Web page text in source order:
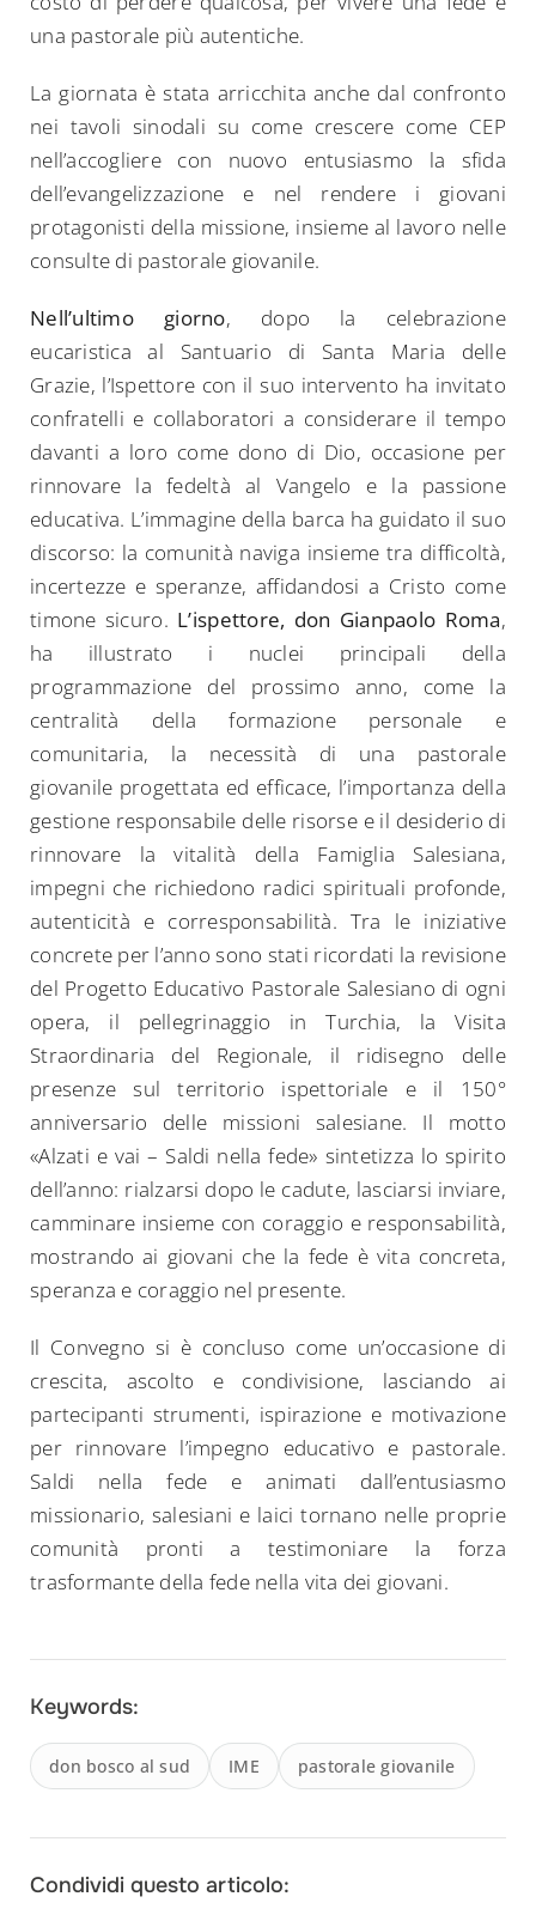
una pastorale più autentiche.
La giornata è stata arricchita anche dal confronto
nei tavoli sinodali su come crescere come CEP
nell’accogliere con nuovo entusiasmo la sfida
dell’evangelizzazione e nel rendere i giovani
protagonisti della missione, insieme al lavoro nelle
consulte di pastorale giovanile.
Nell’ultimo giorno, dopo la celebrazione
eucaristica al Santuario di Santa Maria delle
Grazie, l’Ispettore con il suo intervento ha invitato
confratelli e collaboratori a considerare il tempo
davanti a loro come dono di Dio, occasione per
rinnovare la fedeltà al Vangelo e la passione
educativa. L’immagine della barca ha guidato il suo
discorso: la comunità naviga insieme tra difficoltà,
incertezze e speranze, affidandosi a Cristo come
timone sicuro. L’ispettore, don Gianpaolo Roma,
ha illustrato i nuclei principali della
programmazione del prossimo anno, come la
centralità della formazione personale e
comunitaria, la necessità di una pastorale
giovanile progettata ed efficace, l’importanza della
gestione responsabile delle risorse e il desiderio di
rinnovare la vitalità della Famiglia Salesiana,
impegni che richiedono radici spirituali profonde,
autenticità e corresponsabilità. Tra le iniziative
concrete per l’anno sono stati ricordati la revisione
del Progetto Educativo Pastorale Salesiano di ogni
opera, il pellegrinaggio in Turchia, la Visita
Straordinaria del Regionale, il ridisegno delle
presenze sul territorio ispettoriale e il 150°
anniversario delle missioni salesiane. Il motto
«Alzati e vai – Saldi nella fede» sintetizza lo spirito
dell’anno: rialzarsi dopo le cadute, lasciarsi inviare,
camminare insieme con coraggio e responsabilità,
mostrando ai giovani che la fede è vita concreta,
speranza e coraggio nel presente.
Il Convegno si è concluso come un’occasione di
crescita, ascolto e condivisione, lasciando ai
partecipanti strumenti, ispirazione e motivazione
per rinnovare l’impegno educativo e pastorale.
Saldi nella fede e animati dall’entusiasmo
missionario, salesiani e laici tornano nelle proprie
comunità pronti a testimoniare la forza
trasformante della fede nella vita dei giovani.
Keywords:
don bosco al sud IME pastorale giovanile
Condividi questo articolo:
Search